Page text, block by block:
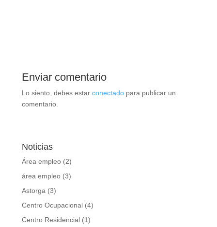
Enviar comentario
Lo siento, debes estar conectadopara publicar un
comentario.
Noticias
Área empleo(2)
área empleo(3)
Astorga (3)
Centro Ocupacional(4)
Centro Residencial(1)